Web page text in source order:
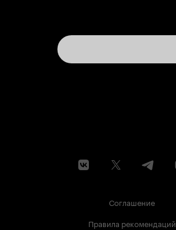
Соглашение
Правила рекомендаций